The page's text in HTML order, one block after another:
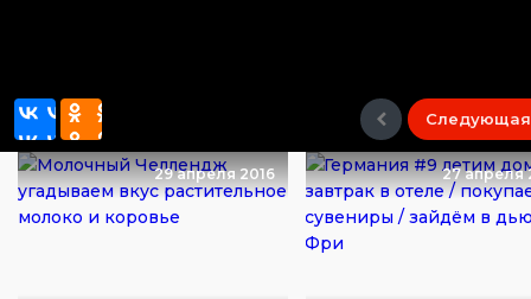
Следующая
29 апреля 2016 27 апреля